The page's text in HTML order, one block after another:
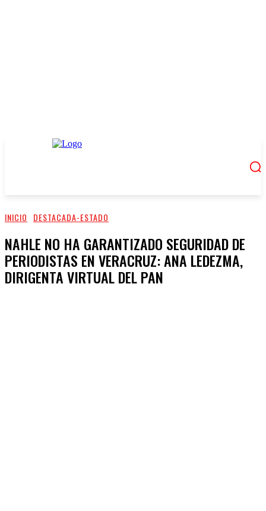
INICIO DESTACADA-ESTADO
NAHLE NO HA GARANTIZADO SEGURIDAD DE
PERIODISTAS EN VERACRUZ: ANA LEDEZMA,
DIRIGENTA VIRTUAL DEL PAN